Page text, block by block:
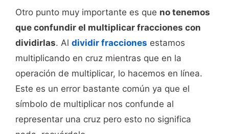
Otro punto muy importante es que no tenemos
que confundir el multiplicar fracciones con
dividirlas. Al dividir fracciones estamos
multiplicando en cruz mientras que en la
operación de multiplicar, lo hacemos en línea.
Este es un error bastante común ya que el
símbolo de multiplicar nos confunde al
representar una cruz pero esto no significa